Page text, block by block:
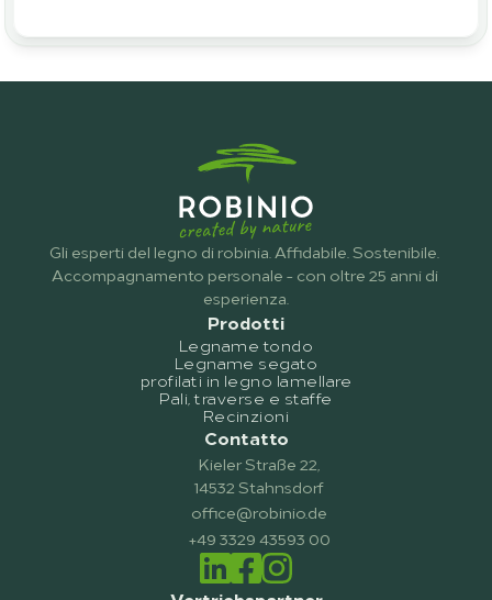
Gli esperti del legno di robinia. Affidabile. Sostenibile.
Accompagnamento personale - con oltre 25 anni di
esperienza.
Contatto
Kieler Straße 22,
14532 Stahnsdorf
office@robinio.de
+49 3329 43593 00
Prodotti
Legname tondo
Legname segato
profilati in legno lamellare
Pali, traverse e staffe
Recinzioni